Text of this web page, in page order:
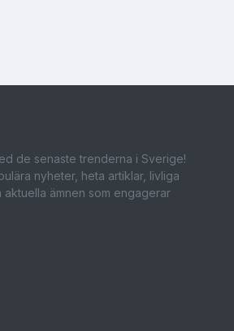
de senaste trenderna i Sverige!
nyheter, heta artiklar, livliga
ämnen som engagerar